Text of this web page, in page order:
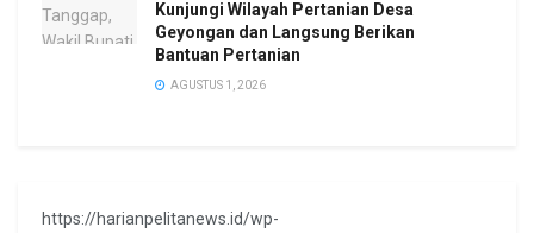
Kunjungi Wilayah Pertanian Desa
Geyongan dan Langsung Berikan
Bantuan Pertanian
AGUSTUS 1, 2026
https://harianpelitanews.id/wp-